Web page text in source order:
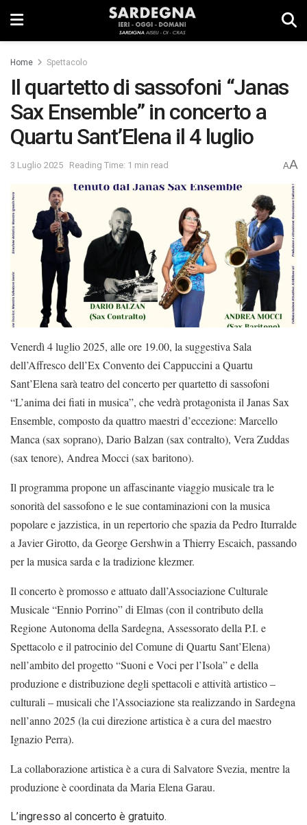
Home Spettacolo
Il quartetto di sassofoni “Janas
Sax Ensemble” in concerto a
Quartu Sant’Elena il 4 luglio
3 Luglio 2025 Reading Time: 1 min read AA
Venerdì 4 luglio 2025, alle ore 19.00, la suggestiva Sala
dell’Affresco dell’Ex Convento dei Cappuccini a Quartu
Sant’Elena sarà teatro del concerto per quartetto di sassofoni
“L’anima dei fiati in musica”, che vedrà protagonista il Janas Sax
Ensemble, composto da quattro maestri d’eccezione: Marcello
Manca (sax soprano), Dario Balzan (sax contralto), Vera Zuddas
(sax tenore), Andrea Mocci (sax baritono).
Il programma propone un affascinante viaggio musicale tra le
sonorità del sassofono e le sue contaminazioni con la musica
popolare e jazzistica, in un repertorio che spazia da Pedro Iturralde
a Javier Girotto, da George Gershwin a Thierry Escaich, passando
per la musica sarda e la tradizione klezmer.
Il concerto è promosso e attuato dall’Associazione Culturale
Musicale “Ennio Porrino” di Elmas (con il contributo della
Regione Autonoma della Sardegna, Assessorato della P.I. e
Spettacolo e il patrocinio del Comune di Quartu Sant’Elena)
nell’ambito del progetto “Suoni e Voci per l’Isola” e della
produzione e distribuzione degli spettacoli e attività artistico –
culturali – musicali che l’Associazione sta realizzando in Sardegna
nell’anno 2025 (la cui direzione artistica è a cura del maestro
Ignazio Perra).
La collaborazione artistica è a cura di Salvatore Svezia, mentre la
produzione è coordinata da Maria Elena Garau.
L’ingresso al concerto è gratuito.